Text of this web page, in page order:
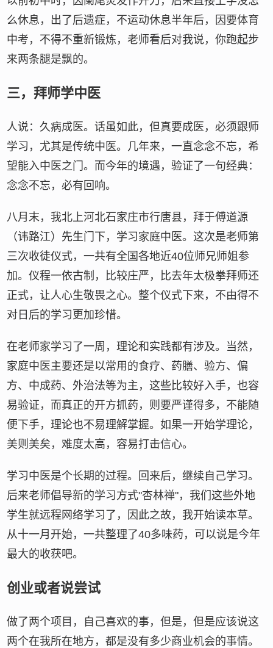
么休息，出了后遗症，不运动休息半年后，因要体育
中考，不得不重新锻炼，老师看后对我说，你跑起步
来两条腿是飘的。
三，拜师学中医
人说：久病成医。话虽如此，但真要成医，必须跟师
学习，尤其是传统中医。几年来，一直念念不忘，希
望能入中医之门。而今年的境遇，验证了一句经典：
念念不忘，必有回响。
八月末，我北上河北石家庄市行唐县，拜于傅道源
（讳路江）先生门下，学习家庭中医。这次是老师第
三次收徒仪式，一共有全国各地近40位师兄师姐参
加。仪程一依古制，比较庄严，比去年太极拳拜师还
正式，让人心生敬畏之心。整个仪式下来，不由得不
对日后的学习更加珍惜。
在老师家学习了一周，理论和实践都有涉及。当然，
家庭中医主要还是以常用的食疗、药膳、验方、偏
方、中成药、外治法等为主，这些比较好入手，也容
易验证，而真正的开方抓药，则要严谨得多，不能随
便下手，理论也不易理解掌握。如果一开始学理论，
美则美矣，难度太高，容易打击信心。
学习中医是个长期的过程。回来后，继续自己学习。
后来老师倡导新的学习方式"杏林禅"，我们这些外地
学生就远程网络学习了，因此之故，我开始读本草。
从十一月开始，一共整理了40多味药，可以说是今年
最大的收获吧。
创业或者说尝试
做了两个项目，自己喜欢的事，但是，但是应该说这
两个在我所在地方，都是没有多少商业机会的事情。